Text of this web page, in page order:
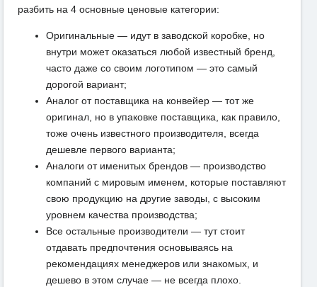
разбить на 4 основные ценовые категории:
Оригинальные — идут в заводской коробке, но
внутри может оказаться любой известный бренд,
часто даже со своим логотипом — это самый
дорогой вариант;
Аналог от поставщика на конвейер — тот же
оригинал, но в упаковке поставщика, как правило,
тоже очень известного производителя, всегда
дешевле первого варианта;
Аналоги от именитых брендов — производство
компаний с мировым именем, которые поставляют
свою продукцию на другие заводы, с высоким
уровнем качества производства;
Все остальные производители — тут стоит
отдавать предпочтения основываясь на
рекомендациях менеджеров или знакомых, и
дешево в этом случае — не всегда плохо.